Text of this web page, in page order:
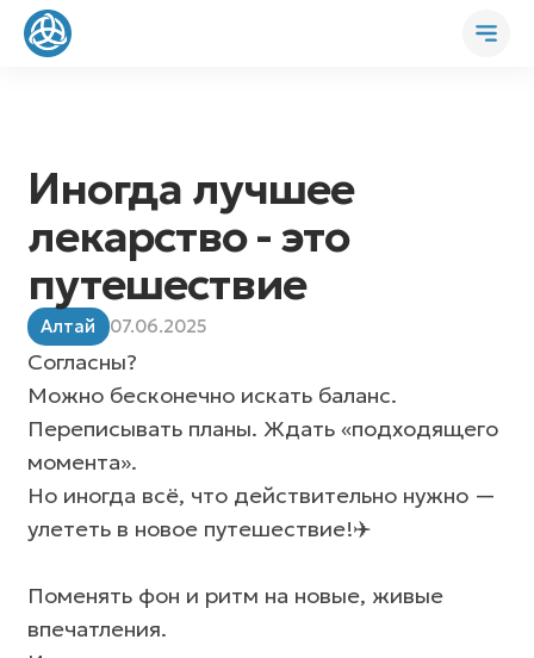
Иногда лучшее
лекарство - это
путешествие
Алтай 07.06.2025
Согласны?
Можно бесконечно искать баланс.
Переписывать планы. Ждать «подходящего
момента».
Но иногда всё, что действительно нужно —
улететь в новое путешествие!✈️
Поменять фон и ритм на новые, живые
впечатления.
апгрейд. Полная перезагрузка.